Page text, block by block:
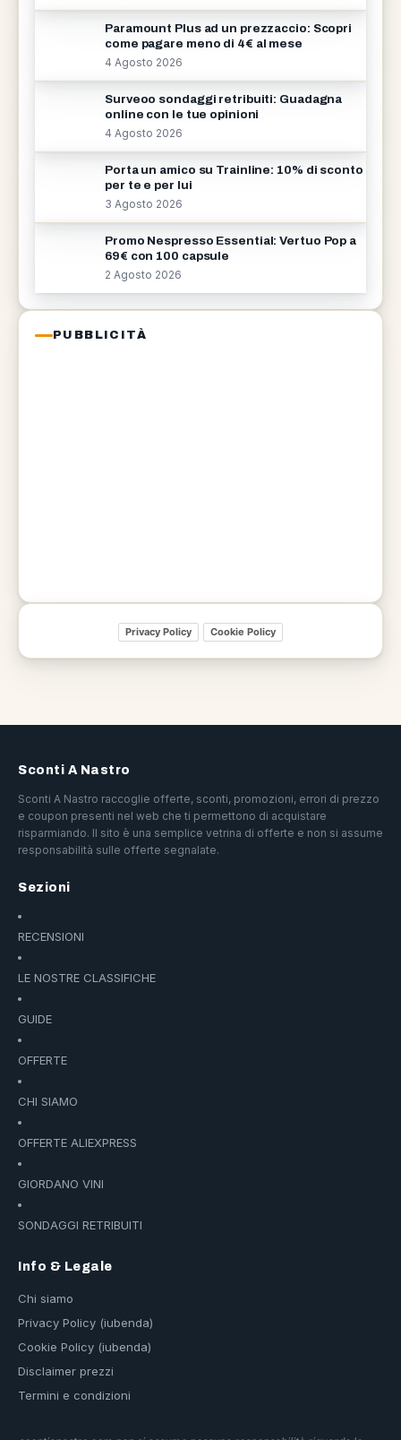
Paramount Plus ad un prezzaccio: Scopri
come pagare meno di 4€ al mese
4 Agosto 2026
Surveoo sondaggi retribuiti: Guadagna
online con le tue opinioni
4 Agosto 2026
Porta un amico su Trainline: 10% di sconto
per te e per lui
3 Agosto 2026
Promo Nespresso Essential: Vertuo Pop a
69€ con 100 capsule
2 Agosto 2026
PUBBLICITÀ
Privacy Policy Cookie Policy
Sconti A Nastro
Sconti A Nastro raccoglie offerte, sconti, promozioni, errori di prezzo
e coupon presenti nel web che ti permettono di acquistare
risparmiando. Il sito è una semplice vetrina di offerte e non si assume
responsabilità sulle offerte segnalate.
Sezioni
RECENSIONI
LE NOSTRE CLASSIFICHE
GUIDE
OFFERTE
CHI SIAMO
OFFERTE ALIEXPRESS
GIORDANO VINI
SONDAGGI RETRIBUITI
Info & Legale
Chi siamo
Privacy Policy (iubenda)
Cookie Policy (iubenda)
Disclaimer prezzi
Termini e condizioni